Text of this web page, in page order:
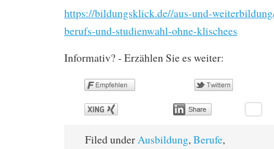
https://bildungsklick.de//aus-und-
berufs-und-studienwahl-ohne-klischees
Informativ? - Erzählen Sie es weiter:
Filed underAusbildung,Berufe,